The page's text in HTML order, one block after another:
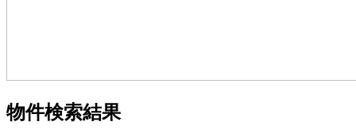
物件検索結果